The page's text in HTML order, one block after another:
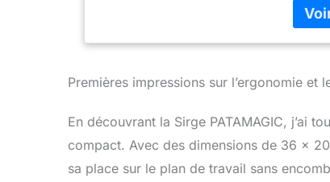
plus.
SANS
pâtes
vous
Premières impressions sur l’ergonomie et
En découvrant la Sirge PATAMAGIC, j’ai
compact. Avec des dimensions de 36 x
sa place sur le plan de travail sans